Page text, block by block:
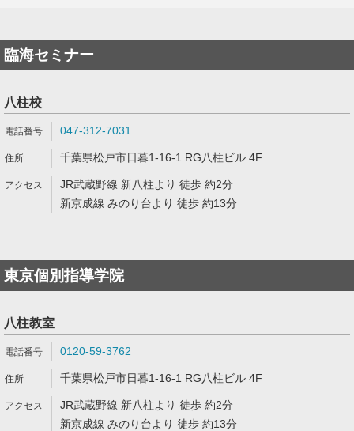
臨海セミナー
八柱校
047-312-7031
千葉県松戸市日暮1-16-1 RG八柱ビル 4F
JR武蔵野線 新八柱より 徒歩 約2分
新京成線 みのり台より 徒歩 約13分
東京個別指導学院
八柱教室
0120-59-3762
千葉県松戸市日暮1-16-1 RG八柱ビル 4F
JR武蔵野線 新八柱より 徒歩 約2分
新京成線 みのり台より 徒歩 約13分